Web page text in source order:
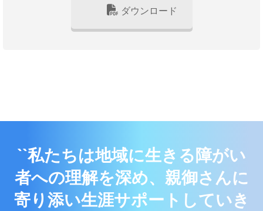
ダウンロード
``私たちは地域に生きる障がい
者への理解を深め、親御さんに
寄り添い生涯サポートしていき